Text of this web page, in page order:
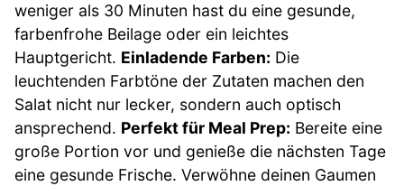
weniger als 30 Minuten hast du eine gesunde,
farbenfrohe Beilage oder ein leichtes
Hauptgericht. Einladende Farben: Die
leuchtenden Farbtöne der Zutaten machen den
Salat nicht nur lecker, sondern auch optisch
ansprechend. Perfekt für Meal Prep: Bereite eine
große Portion vor und genieße die nächsten Tage
eine gesunde Frische. Verwöhne deinen Gaumen